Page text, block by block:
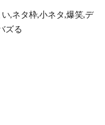
,ネタ枠,小ネタ,爆笑,デ
ズる